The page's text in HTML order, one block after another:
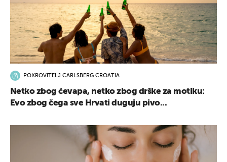
POKROVITELJ CARLSBERG CROATIA
Netko zbog ćevapa, netko zbog drške za motiku:
Evo zbog čega sve Hrvati duguju pivo...